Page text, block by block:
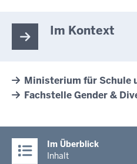
Im Kontext
Ministerium für Schule
Fachstelle Gender &
Im Überblick
Inhalt